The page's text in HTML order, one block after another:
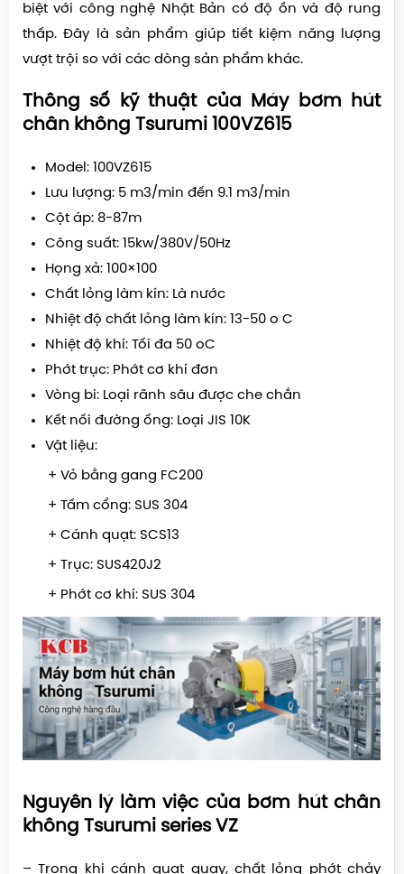
biệt với công nghệ Nhật Bản có độ ồn và độ rung
thấp. Đây là sản phẩm giúp tiết kiệm năng lượng
vượt trội so với các dòng sản phẩm khác.
Thông số kỹ thuật của Máy bơm hút
chân không Tsurumi 100VZ615
Model: 100VZ615
Lưu lượng: 5 m3/min đến 9.1 m3/min
Cột áp: 8-87m
Công suất: 15kw/380V/50Hz
Họng xả: 100×100
Chất lỏng làm kín: Là nước
Nhiệt độ chất lỏng làm kín: 13-50 o C
Nhiệt độ khí: Tối đa 50 oC
Phớt trục: Phớt cơ khí đơn
Vòng bi: Loại rãnh sâu được che chắn
Kết nối đường ống: Loại JIS 10K
Vật liệu:
+ Vỏ bằng gang FC200
+ Tấm cổng: SUS 304
+ Cánh quạt: SCS13
+ Trục: SUS420J2
+ Phớt cơ khí: SUS 304
Nguyên lý làm việc của bơm hút chân
không Tsurumi series VZ
– Trong khi cánh quạt quay, chất lỏng phớt chảy